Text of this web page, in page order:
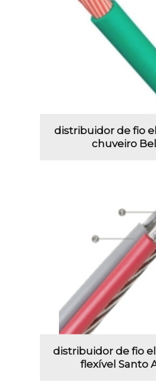
distribuidor de fio
chuveiro
distribuidor de fio
flexível Santo